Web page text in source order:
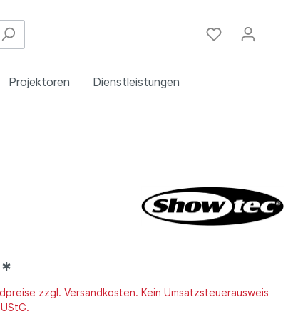
Projektoren Dienstleistungen
Handy & DSL
zzgl. Versandkosten. Kein Umsatzsteuerausweis